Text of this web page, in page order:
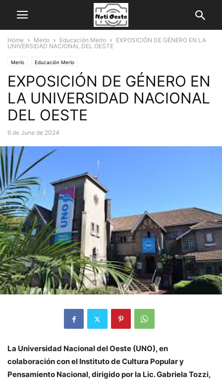
Home Merlo Educación Merlo
EXPOSICIÓN DE GÉNERO EN LA
UNIVERSIDAD NACIONAL DEL OESTE
Merlo Educación Merlo
EXPOSICIÓN DE GÉNERO EN
LA UNIVERSIDAD NACIONAL
DEL OESTE
6 de June de 2024
La Universidad Nacional del Oeste (UNO), en
colaboración con el Instituto de Cultura Popular y
Pensamiento Nacional, dirigido por la Lic. Gabriela Tozzi,